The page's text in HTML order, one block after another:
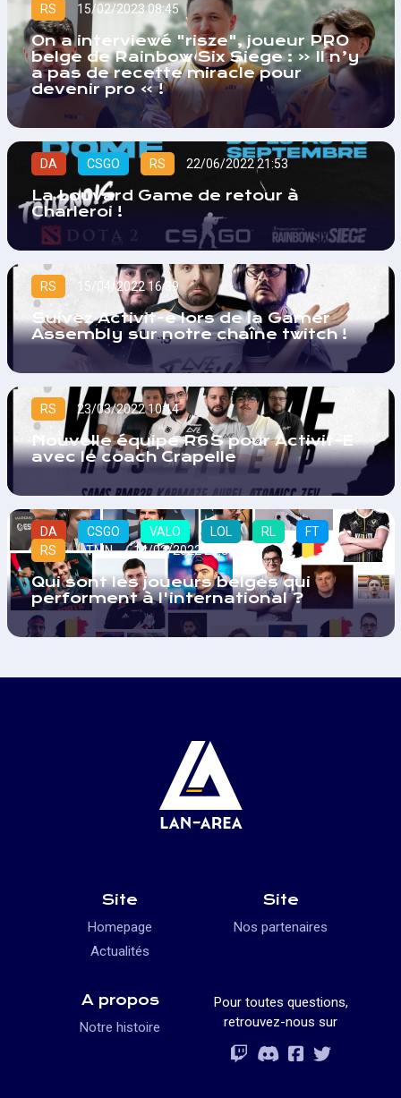
RS 15/02/2023 08:45
On a interviewé "risze", joueur PRO
belge de Rainbow Six Siege : « Il n’y
a pas de recette miracle pour
devenir pro » !
DA CSGO RS 22/06/2022 21:53
La Louvard Game de retour à
Charleroi !
RS 15/04/2022 16:39
Suivez Activit-e lors de la Gamer
Assembly sur notre chaîne twitch !
RS 23/03/2022 10:14
Nouvelle équipe R6S pour Activit-E
avec le coach Crapelle
DA CSGO VALO LOL RL
FT
RS
TMN 14/02/2022 20:30
Qui sont les joueurs belges qui
performent à l'international ?
Site
Homepage
Actualités
Site
Nos partenaires
A propos
Notre histoire
Pour toutes questions,
retrouvez-nous sur
Rejoignez-
Rejoignez-
Rejoignez-
Rejoignez-